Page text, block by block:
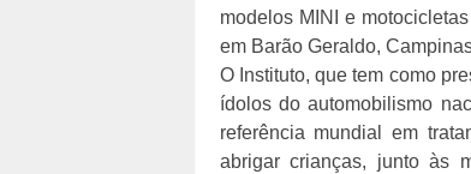
modelos MINI e
em Barão Geraldo,
O Instituto, que tem como
ídolos do automobilismo
referência mundial em
abrigar crianças, junto às